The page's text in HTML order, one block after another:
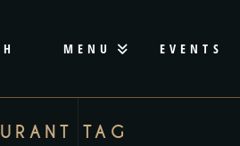
MENU EVENTS
TAG